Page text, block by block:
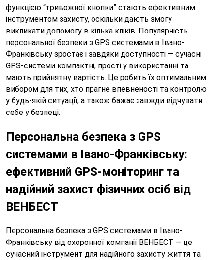
функцією “тривожної кнопки” стають ефективним
інструментом захисту, оскільки дають змогу
викликати допомогу в кілька кліків. Популярність
персональної безпеки з GPS системами в Івано-
Франківську зростає і завдяки доступності — сучасні
GPS-системи компактні, прості у використанні та
мають прийнятну вартість. Це робить їх оптимальним
вибором для тих, хто прагне впевненості та контролю
у будь-якій ситуації, а також бажає завжди відчувати
себе у безпеці.
Персональна безпека з GPS
системами в Івано-Франківську:
ефективний GPS-моніторинг та
надійний захист фізичних осіб від
ВЕНБЕСТ
Персональна безпека з GPS системами в Івано-
Франківську від охоронної компанії ВЕНБЕСТ — це
сучасний інструмент для надійного захисту життя та